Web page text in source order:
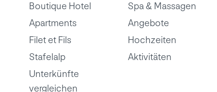
Boutique Hotel
Apartments
Filet et Fils
Stafelalp
Unterkünfte
vergleichen
Spa & Massagen
Angebote
Hochzeiten
Aktivitäten